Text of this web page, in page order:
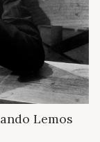
Lemos